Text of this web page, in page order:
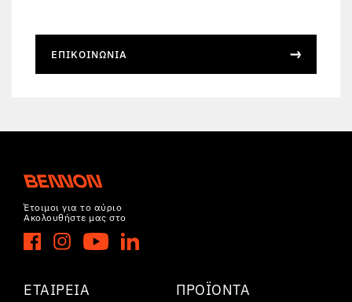
ΕΠΙΚΟΙΝΩΝΊΑ
Έτοιμοι για το αύριο
Ακολουθήστε μας στο
ΕΤΑΙΡΕΊΑ ΠΡΟΪΌΝΤΑ